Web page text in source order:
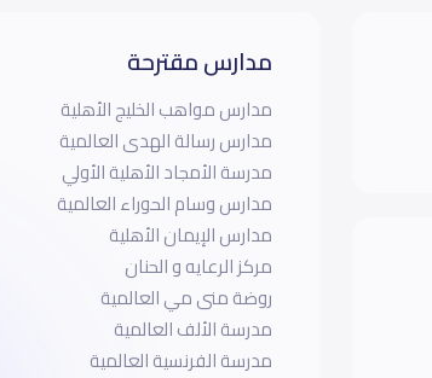
مدارس مقترحة
مدارس مواهب الخليج الأهلية
مدارس رسالة الهدى العالمية
مدرسة الأمجاد الأهلية الأولي
مدارس وسام الحوراء العالمية
مدارس الإيمان الأهلية
مركز الرعايه و الحنان
روضة منى مي العالمية
مدرسة الألف العالمية
مدرسة الفرنسية العالمية